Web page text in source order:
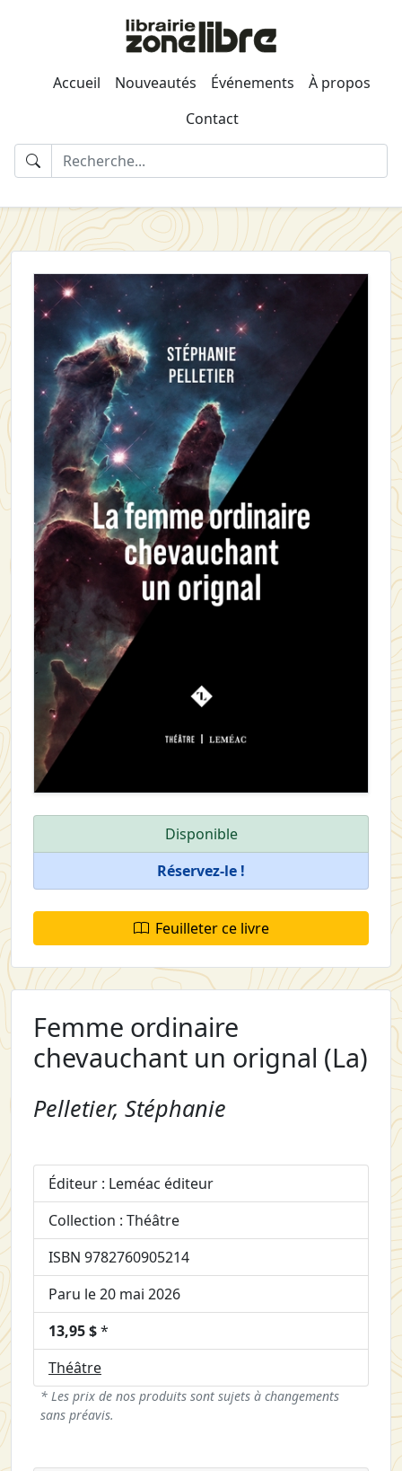
Accueil Nouveautés Événements
À propos
Contact
Disponible
Réservez-le !
Feuilleter ce livre
Femme ordinaire
chevauchant un orignal (La)
Pelletier, Stéphanie
Éditeur : Leméac éditeur
Collection : Théâtre
ISBN 9782760905214
Paru le 20 mai 2026
13,95 $*
Théâtre
* Les prix de nos produits sont sujets à changements
sans préavis.